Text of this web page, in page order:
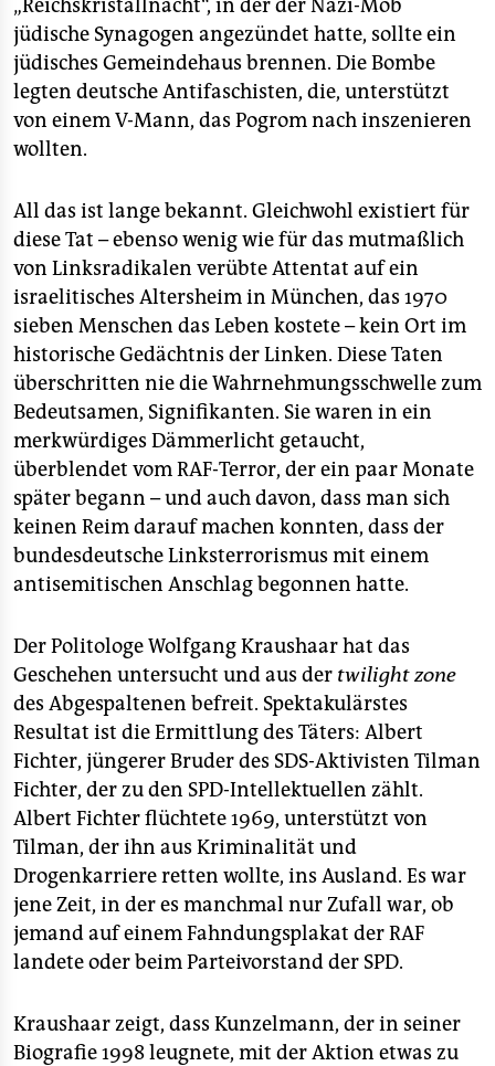
„Reichskristallnacht“, in der der Nazi-Mob
jüdische Synagogen angezündet hatte, sollte ein
jüdisches Gemeindehaus brennen. Die Bombe
legten deutsche Antifaschisten, die, unterstützt
von einem V-Mann, das Pogrom nach inszenieren
wollten.
All das ist lange bekannt. Gleichwohl existiert für
diese Tat – ebenso wenig wie für das mutmaßlich
von Linksradikalen verübte Attentat auf ein
israelitisches Altersheim in München, das 1970
sieben Menschen das Leben kostete – kein Ort im
historische Gedächtnis der Linken. Diese Taten
überschritten nie die Wahrnehmungsschwelle zum
Bedeutsamen, Signifikanten. Sie waren in ein
merkwürdiges Dämmerlicht getaucht,
überblendet vom RAF-Terror, der ein paar Monate
später begann – und auch davon, dass man sich
keinen Reim darauf machen konnten, dass der
bundesdeutsche Linksterrorismus mit einem
antisemitischen Anschlag begonnen hatte.
Der Politologe Wolfgang Kraushaar hat das
Geschehen untersucht und aus der twilight zone
des Abgespaltenen befreit. Spektakulärstes
Resultat ist die Ermittlung des Täters: Albert
Fichter, jüngerer Bruder des SDS-Aktivisten Tilman
Fichter, der zu den SPD-Intellektuellen zählt.
Albert Fichter flüchtete 1969, unterstützt von
Tilman, der ihn aus Kriminalität und
Drogenkarriere retten wollte, ins Ausland. Es war
jene Zeit, in der es manchmal nur Zufall war, ob
jemand auf einem Fahndungsplakat der RAF
landete oder beim Parteivorstand der SPD.
Kraushaar zeigt, dass Kunzelmann, der in seiner
Biografie 1998 leugnete, mit der Aktion etwas zu